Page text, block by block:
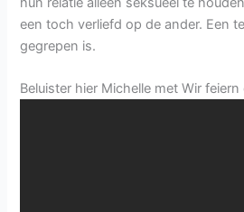
een toch verliefd op de ander. Een
gegrepen is.
Beluister hier Michelle met Wir feiern